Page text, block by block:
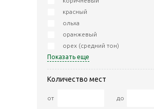
красный
ольха
оранжевый
орех (средний тон)
Показать еще
Количество мест
от до